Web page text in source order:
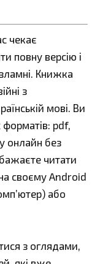
чекає
повну версію і
Книжка
з
мові. Ви
pdf,
онлайн без
читати
своєму Android
або
з оглядами,